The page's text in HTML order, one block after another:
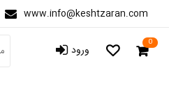
www.info@keshtzaran.com
ورود 0